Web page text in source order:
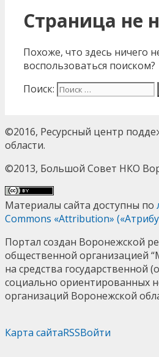
Страница не
Похоже, что здесь ничего
воспользоваться поиском?
Поиск:
©2016, Ресурсный центр
области.
©2013, Большой Совет НКО
Материалы сайта доступны по
Commons «Attribution»
Портал создан Воронежской
общественной организацией
на средства государственной
социально ориентированных
организаций Воронежской
Карта сайтаRSSВойти